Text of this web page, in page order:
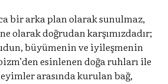
bir arka plan olarak sunulmaz,
olarak doğrudan karşımızdadır;
büyümenin ve iyileşmenin
esinlenen doğa ruhları ile
arasında kurulan bağ,